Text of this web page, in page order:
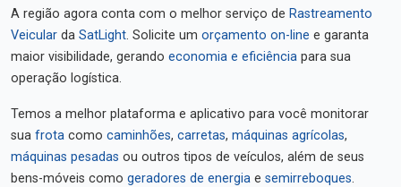
A região agora conta com o melhor serviço de Rastreamento
Veicular da SatLight. Solicite um orçamento on-line e garanta
maior visibilidade, gerando economia e eficiência para sua
operação logística.
Temos a melhor plataforma e aplicativo para você monitorar
sua frota como caminhões, carretas, máquinas agrícolas,
máquinas pesadas ou outros tipos de veículos, além de seus
bens-móveis como geradores de energia e semirreboques.